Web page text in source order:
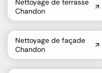
Chandon
Nettoyage de façade
Chandon